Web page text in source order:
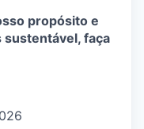
propósito e
faça